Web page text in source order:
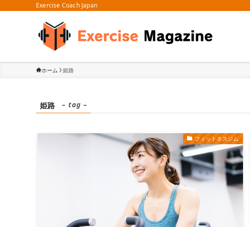
Exercise Coach Japan
ホーム 姫路
姫路 – tag –
フィットネスジム